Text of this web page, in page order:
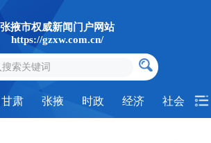
张掖市权威新闻门户网站
https://gzxw.com.cn/
甘肃 张掖 时政 经济 社会